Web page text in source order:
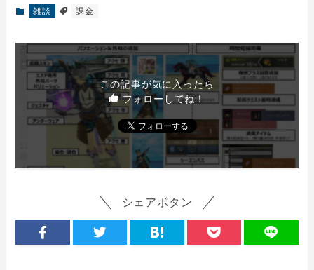
雑談 課金
この記事が気に入ったら
フォローしてね！
シェアボタン